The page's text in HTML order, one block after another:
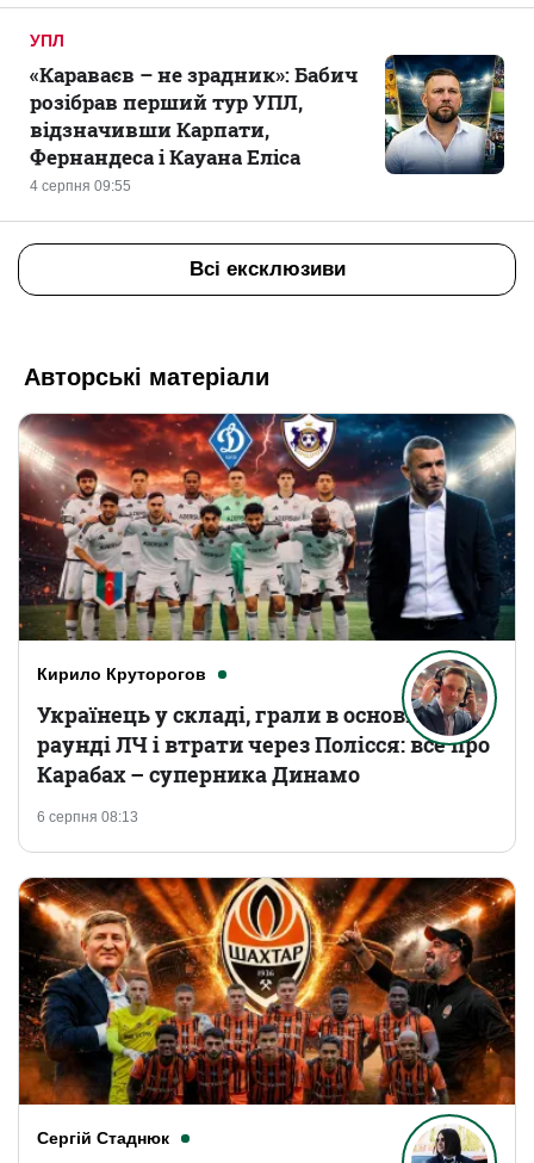
УПЛ
4 серпня 09:55
«Караваєв – не зрадник»: Бабич
розібрав перший тур УПЛ,
відзначивши Карпати,
Фернандеса і Кауана Еліса
Всі ексклюзиви
Авторські матеріали
Кирило Круторогов
6 серпня 08:13
Українець у складі, грали в основному
раунді ЛЧ і втрати через Полісся: все про
Карабах – суперника Динамо
Сергій Стаднюк